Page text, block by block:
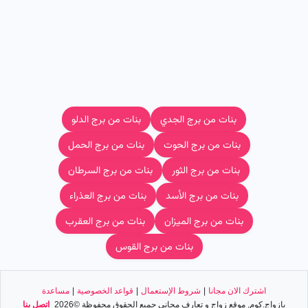
بنات من برج الجدي بنات من برج الدلو
بنات من برج الحوت بنات من برج الحمل
بنات من برج الثور بنات من برج السرطان
بنات من برج الأسد بنات من برج العذراء
بنات من برج الميزان بنات من برج العقرب
بنات من برج القوس
اشترك الان مجانا شروط الإستعمال قواعد الخصوصية
مساعدة
يازواج.كوم, موقع زواج و تعارف مجاني جميع الحقوق محفوظة ©2026
اﺗﺼﻞ ﺑﻨﺎ